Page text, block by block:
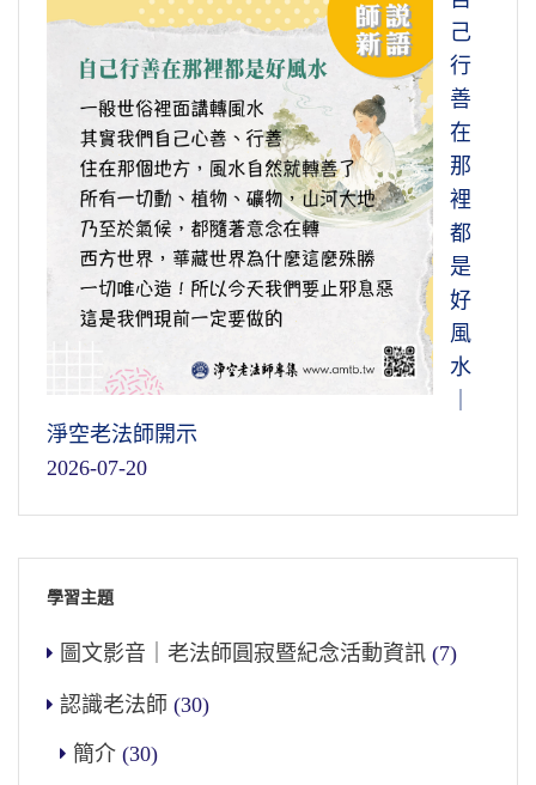
己
行
善
在
那
裡
都
是
好
風
水
淨空老法師開示
2026-07-20
學習主題
圖文影音｜老法師圓寂暨紀念活動資訊 (7)
認識老法師 (30)
簡介 (30)